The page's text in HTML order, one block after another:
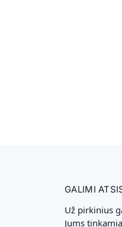
GALIMI
Už pirkinius
Jums